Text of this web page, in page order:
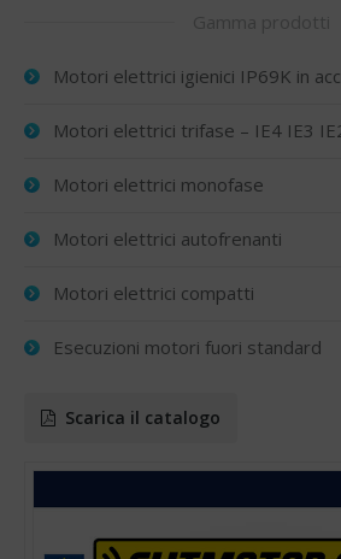
Motori elettrici igienici IP69K in
Motori elettrici trifase – IE4 IE3
Motori elettrici monofase
Motori elettrici autofrenanti
Motori elettrici compatti
Esecuzioni motori fuori standard
Scarica il catalogo